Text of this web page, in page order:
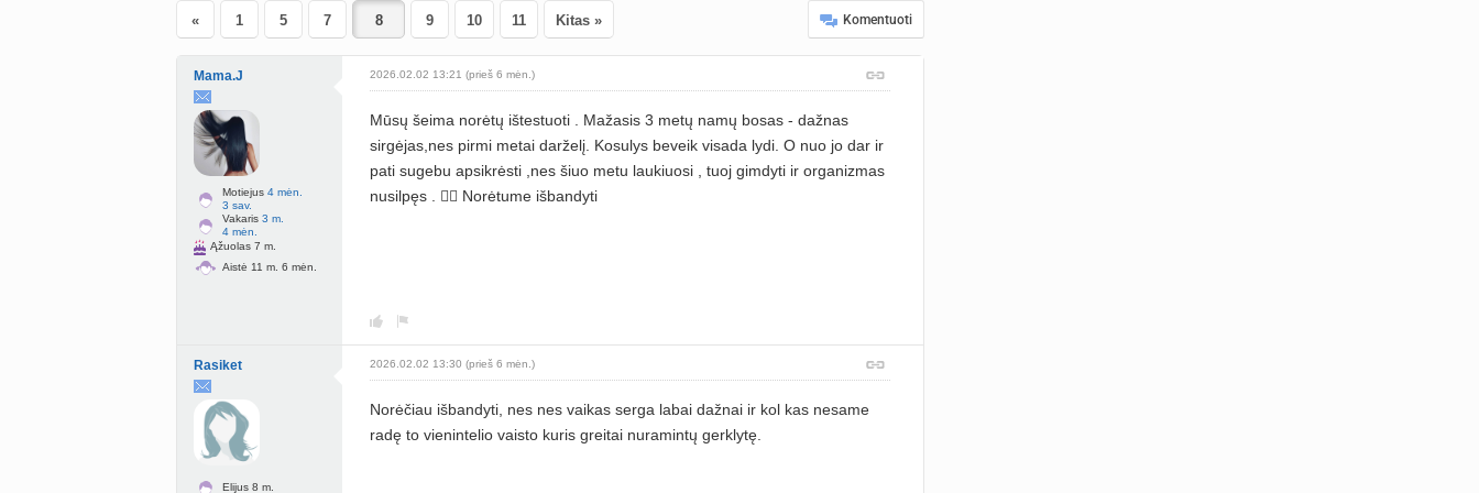
« 1 5 7 9 10 11 Kitas » Komentuoti
Mama.J
Motiejus 4 mėn.
3 sav.
Vakaris 3 m.
4 mėn.
Ąžuolas 7 m.
Aistė 11 m. 6 mėn.
2026.02.02 13:21 (prieš 6 mėn.)
Mūsų šeima norėtų ištestuoti . Mažasis 3 metų namų bosas - dažnas
sirgėjas,nes pirmi metai darželį. Kosulys beveik visada lydi. O nuo jo dar ir
pati sugebu apsikrėsti ,nes šiuo metu laukiuosi , tuoj gimdyti ir organizmas
nusilpęs . 🤦‍♀️ Norėtume išbandyti
Rasiket
Elijus 8 m.
2026.02.02 13:30 (prieš 6 mėn.)
Norėčiau išbandyti, nes nes vaikas serga labai dažnai ir kol kas nesame
radę to vienintelio vaisto kuris greitai nuramintų gerklytę.